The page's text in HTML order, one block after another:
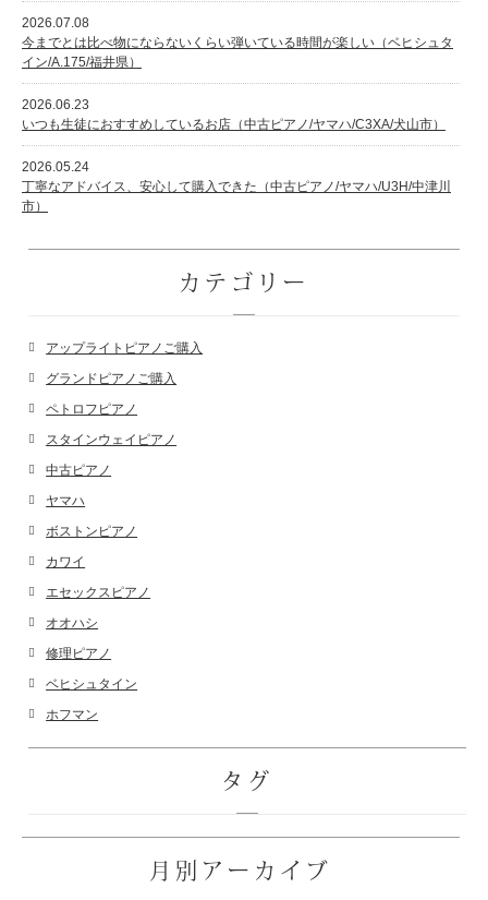
2026.07.08
今までとは比べ物にならないくらい弾いている時間が楽しい（ベヒシュタ
イン/A.175/福井県）
2026.06.23
いつも生徒におすすめしているお店（中古ピアノ/ヤマハ/C3XA/犬山市）
2026.05.24
丁寧なアドバイス、安心して購入できた（中古ピアノ/ヤマハ/U3H/中津川
市）
カテゴリー
アップライトピアノご購入
グランドピアノご購入
ペトロフピアノ
スタインウェイピアノ
中古ピアノ
ヤマハ
ボストンピアノ
カワイ
エセックスピアノ
オオハシ
修理ピアノ
ベヒシュタイン
ホフマン
タグ
月別アーカイブ